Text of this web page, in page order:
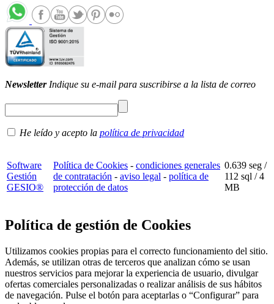
NewsletterIndique su e-mail para suscribirse a la lista de correo
He leído y acepto la política de privacidad
Software
Gestión
GESIO®
Política de Cookies - condiciones generales
de contratación - aviso legal - política de
protección de datos
0.639 seg /
112 sql / 4
MB
Política de gestión de Cookies
Utilizamos cookies propias para el correcto funcionamiento del sitio.
Además, se utilizan otras de terceros que analizan cómo se usan
nuestros servicios para mejorar la experiencia de usuario, divulgar
ofertas comerciales personalizadas o realizar análisis de sus hábitos
de navegación. Pulse el botón para aceptarlas o “Configurar” para